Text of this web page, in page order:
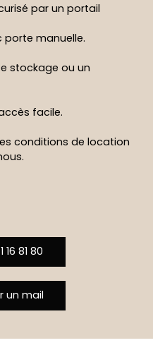
par un portail
porte manuelle.
stockage ou un
facile.
conditions de location
16 81 80
un mail